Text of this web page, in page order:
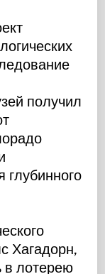
получил
глубинного
Хагадорн,
в лотерею